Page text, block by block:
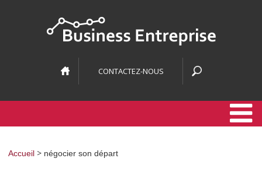
CONTACTEZ-NOUS
Accueil > négocier son départ